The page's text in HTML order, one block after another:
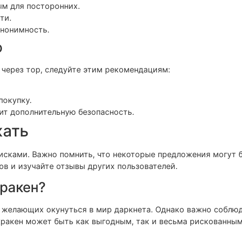
для посторонних.
тор, следуйте этим рекомендациям:
дополнительную безопасность.
Важно помнить, что некоторые предложения
и изучайте отзывы других пользователей.
окунуться в мир даркнета. Однако важно
может быть как выгодным, так и весьма